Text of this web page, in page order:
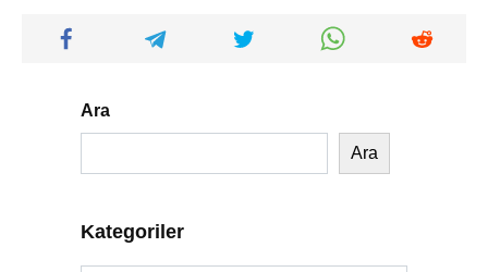
Ara
Ara
Kategoriler